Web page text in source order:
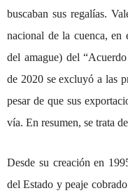
buscaban sus regalías.
nacional de la cuenca, en
del amague) del
de 2020 se excluyó a las
pesar de que sus
vía. En resumen, se trata
Desde su creación en
del Estado y peaje